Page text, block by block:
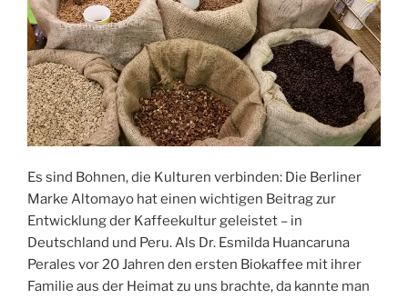
Es sind Bohnen, die Kulturen verbinden: Die Berliner
Marke Altomayo hat einen wichtigen Beitrag zur
Entwicklung der Kaffeekultur geleistet – in
Deutschland und Peru. Als Dr. Esmilda Huancaruna
Perales vor 20 Jahren den ersten Biokaffee mit ihrer
Familie aus der Heimat zu uns brachte, da kannte man